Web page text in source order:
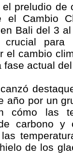
preludio de
el Cambio
Bali del 3
para
el cambio
actual
año por un
cómo las
carbono y
de los